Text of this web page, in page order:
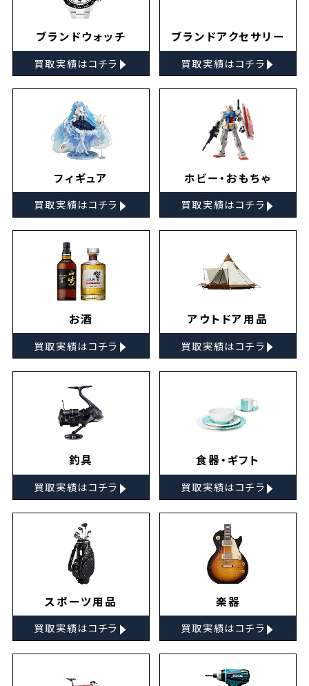
ブランドウォッチ
買取実績はコチラ ▸
ブランドアクセサリー
買取実績はコチラ ▸
フィギュア
買取実績はコチラ ▸
ホビー・おもちゃ
買取実績はコチラ ▸
お酒
買取実績はコチラ ▸
アウトドア用品
買取実績はコチラ ▸
釣具
買取実績はコチラ ▸
食器・ギフト
買取実績はコチラ ▸
スポーツ用品
買取実績はコチラ ▸
楽器
買取実績はコチラ ▸